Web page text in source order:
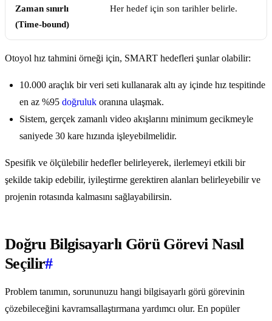
Zaman sınırlı
(Time-bound)
Her hedef için son tarihler belirle.
Otoyol hız tahmini örneği için, SMART hedefleri şunlar olabilir:
10.000 araçlık bir veri seti kullanarak altı ay içinde hız tespitinde
en az %95 doğruluk oranına ulaşmak.
Sistem, gerçek zamanlı video akışlarını minimum gecikmeyle
saniyede 30 kare hızında işleyebilmelidir.
Spesifik ve ölçülebilir hedefler belirleyerek, ilerlemeyi etkili bir
şekilde takip edebilir, iyileştirme gerektiren alanları belirleyebilir ve
projenin rotasında kalmasını sağlayabilirsin.
Doğru Bilgisayarlı Görü Görevi Nasıl
Seçilir#
Problem tanımın, sorununuzu hangi bilgisayarlı görü görevinin
çözebileceğini kavramsallaştırmana yardımcı olur. En popüler